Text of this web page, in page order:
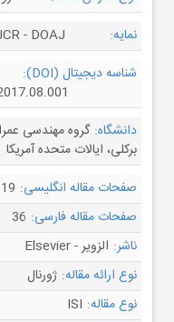
نمایه:
- DOAJ
شناسه دیجیتال (DOI):
دانشگاه: گروه مهندسی
برکلی، ایالات متحده آمریکا
صفحات مقاله انگلیسی: 19
صفحات مقاله فارسی: 36
ناشر: الزویر - Elsevier
نوع ارائه مقاله: ژورنال
نوع مقاله: ISI